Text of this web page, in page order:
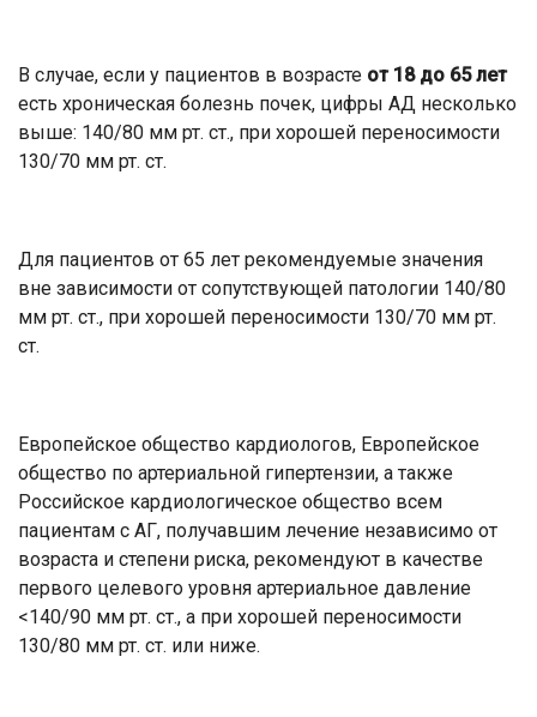
В случае, если у пациентов в возрасте от 18 до 65 лет
есть хроническая болезнь почек, цифры АД несколько
выше: 140/80 мм рт. ст., при хорошей переносимости
130/70 мм рт. ст.
Для пациентов от 65 лет рекомендуемые значения
вне зависимости от сопутствующей патологии 140/80
мм рт. ст., при хорошей переносимости 130/70 мм рт.
ст.
Европейское общество кардиологов, Европейское
общество по артериальной гипертензии, а также
Российское кардиологическое общество всем
пациентам с АГ, получавшим лечение независимо от
возраста и степени риска, рекомендуют в качестве
первого целевого уровня артериальное давление
<140/90 мм рт. ст., а при хорошей переносимости
130/80 мм рт. ст. или ниже.